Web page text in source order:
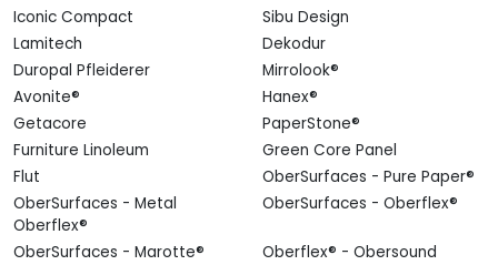
Iconic Compact
Sibu Design
Lamitech
Dekodur
Duropal Pfleiderer
Mirrolook®
Avonite®
Hanex®
Getacore
PaperStone®
Furniture Linoleum
Green Core Panel
Flut
OberSurfaces - Pure Paper®
OberSurfaces - Metal
Oberflex®
OberSurfaces - Oberflex®
OberSurfaces - Marotte®
Oberflex® - Obersound